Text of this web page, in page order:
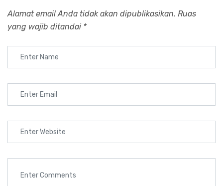
Alamat email Anda tidak akan dipublikasikan. Ruas
yang wajib ditandai *